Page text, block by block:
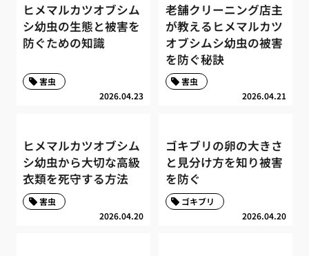
ヒメマルカツオブシム
シ幼虫の生態と被害を
防ぐための知識
2026.04.23
害虫
老舗クリーニング店主
が教えるヒメマルカツ
オブシムシ幼虫の被害
を防ぐ秘訣
2026.04.21
害虫
ヒメマルカツオブシム
シ幼虫から大切な高級
衣類を死守する方法
2026.04.20
害虫
ゴキブリの卵の大きさ
と見分け方を知り被害
を防ぐ
2026.04.20
ゴキブリ